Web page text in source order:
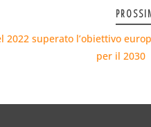
superato l’obiettivo
per il 2030